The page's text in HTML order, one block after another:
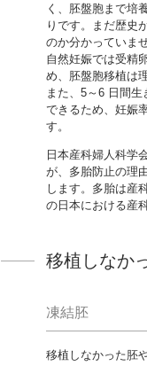
く、胚盤胞まで培
りです。まだ歴史
のか分かっていませ
自然妊娠では受精
め、胚盤胞移植は
また、5～6 日間
できるため、妊娠
す。
日本産科婦人科学
が、多胎防止の理
します。多胎は産
の日本における産
移植しなか
凍結胚
移植しなかった胚